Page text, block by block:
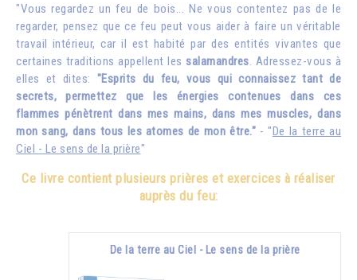
"Vous regardez un feu de bois... Ne vous contentez pas de le
regarder, pensez que ce feu peut vous aider à faire un véritable
travail intérieur, car il est habité par des entités vivantes que
certaines traditions appellent les salamandres. Adressez-vous à
elles et dites: "Esprits du feu, vous qui connaissez tant de
secrets, permettez que les énergies contenues dans ces
flammes pénètrent dans mes mains, dans mes muscles, dans
mon sang, dans tous les atomes de mon être." - "De la terre au
Ciel - Le sens de la prière"
Ce livre contient plusieurs prières et exercices à réaliser
auprès du feu:
De la terre au Ciel - Le sens de la prière